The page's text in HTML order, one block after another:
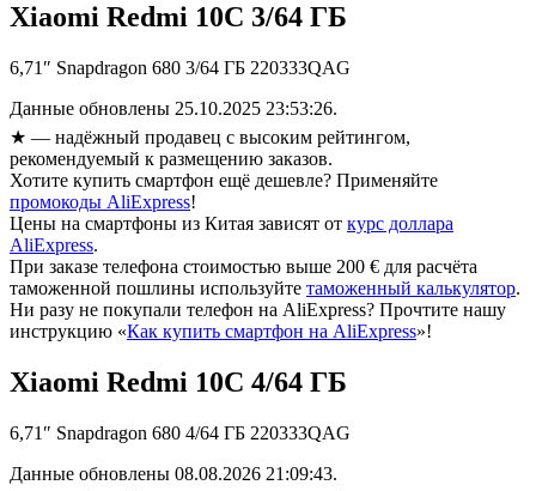
Xiaomi Redmi 10C 3/64 ГБ
6,71″ Snapdragon 680 3/64 ГБ 220333QAG
Данные обновлены 25.10.2025 23:53:26.
★ — надёжный продавец с высоким рейтингом,
рекомендуемый к размещению заказов.
Хотите купить смартфон ещё дешевле? Применяйте
промокоды AliExpress!
Цены на смартфоны из Китая зависят от курс доллара
AliExpress.
При заказе телефона стоимостью выше 200 € для расчёта
таможенной пошлины используйте таможенный калькулятор.
Ни разу не покупали телефон на AliExpress? Прочтите нашу
инструкцию «Как купить смартфон на AliExpress»!
Xiaomi Redmi 10C 4/64 ГБ
6,71″ Snapdragon 680 4/64 ГБ 220333QAG
Данные обновлены 08.08.2026 21:09:43.